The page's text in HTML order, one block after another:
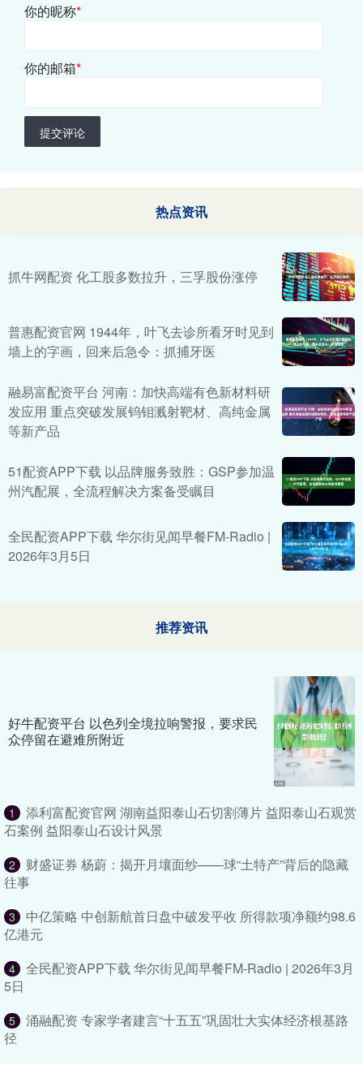
你的昵称*
你的邮箱*
提交评论
热点资讯
抓牛网配资 化工股多数拉升，三孚股份涨停
普惠配资官网 1944年，叶飞去诊所看牙时见到
墙上的字画，回来后急令：抓捕牙医
融易富配资平台 河南：加快高端有色新材料研
发应用 重点突破发展钨钼溅射靶材、高纯金属
等新产品
51配资APP下载 以品牌服务致胜：GSP参加温
州汽配展，全流程解决方案备受瞩目
全民配资APP下载 华尔街见闻早餐FM-Radio |
2026年3月5日
推荐资讯
好牛配资平台 以色列全境拉响警报，要求民
众停留在避难所附近
1
添利富配资官网 湖南益阳泰山石切割薄片 益阳泰山石观赏
石案例 益阳泰山石设计风景
2
财盛证券 杨蔚：揭开月壤面纱——球“土特产”背后的隐藏
往事
3
中亿策略 中创新航首日盘中破发平收 所得款项净额约98.6
亿港元
4
全民配资APP下载 华尔街见闻早餐FM-Radio | 2026年3月
5日
5
涌融配资 专家学者建言“十五五”巩固壮大实体经济根基路
径